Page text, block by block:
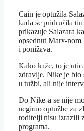
Cain je optužila
kada se pridružila
prikazuje Salazara
opsednut Mary-nom
i ponižava.
Kako kaže, to je
zdravlje. Nike je bio
u tužbi, ali nije
Do Nike-a se nije
negirao optužbe za
roditelji nisu izrazili
programa.